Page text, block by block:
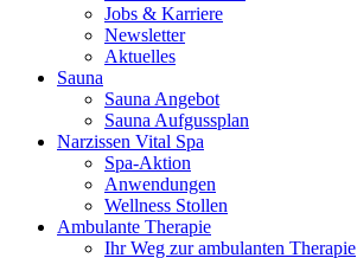
Jobs & Karriere
Newsletter
Aktuelles
Sauna
Sauna Angebot
Sauna Aufgussplan
Narzissen Vital Spa
Spa-Aktion
Anwendungen
Wellness Stollen
Ambulante Therapie
Ihr Weg zur ambulanten Therapie